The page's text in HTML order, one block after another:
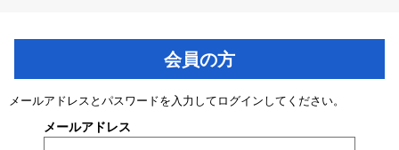
会員の方
メールアドレスとパスワードを入力してログインしてください。
メールアドレス